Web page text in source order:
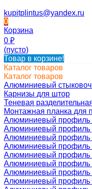
kupitplintus@yandex.ru
0
Корзина
0 ₽
(пусто)
Товар в корзине!
Каталог товаров
Каталог товаров
Алюминиевый
Карнизы для штор
Теневая
Монтажная планка для
Алюминиевый профиль
Алюминиевый профиль
Алюминиевый профиль
Алюминиевый профиль
Алюминиевый профиль
Алюминиевый профиль
Алюминиевый профиль
Алюминиевый профиль